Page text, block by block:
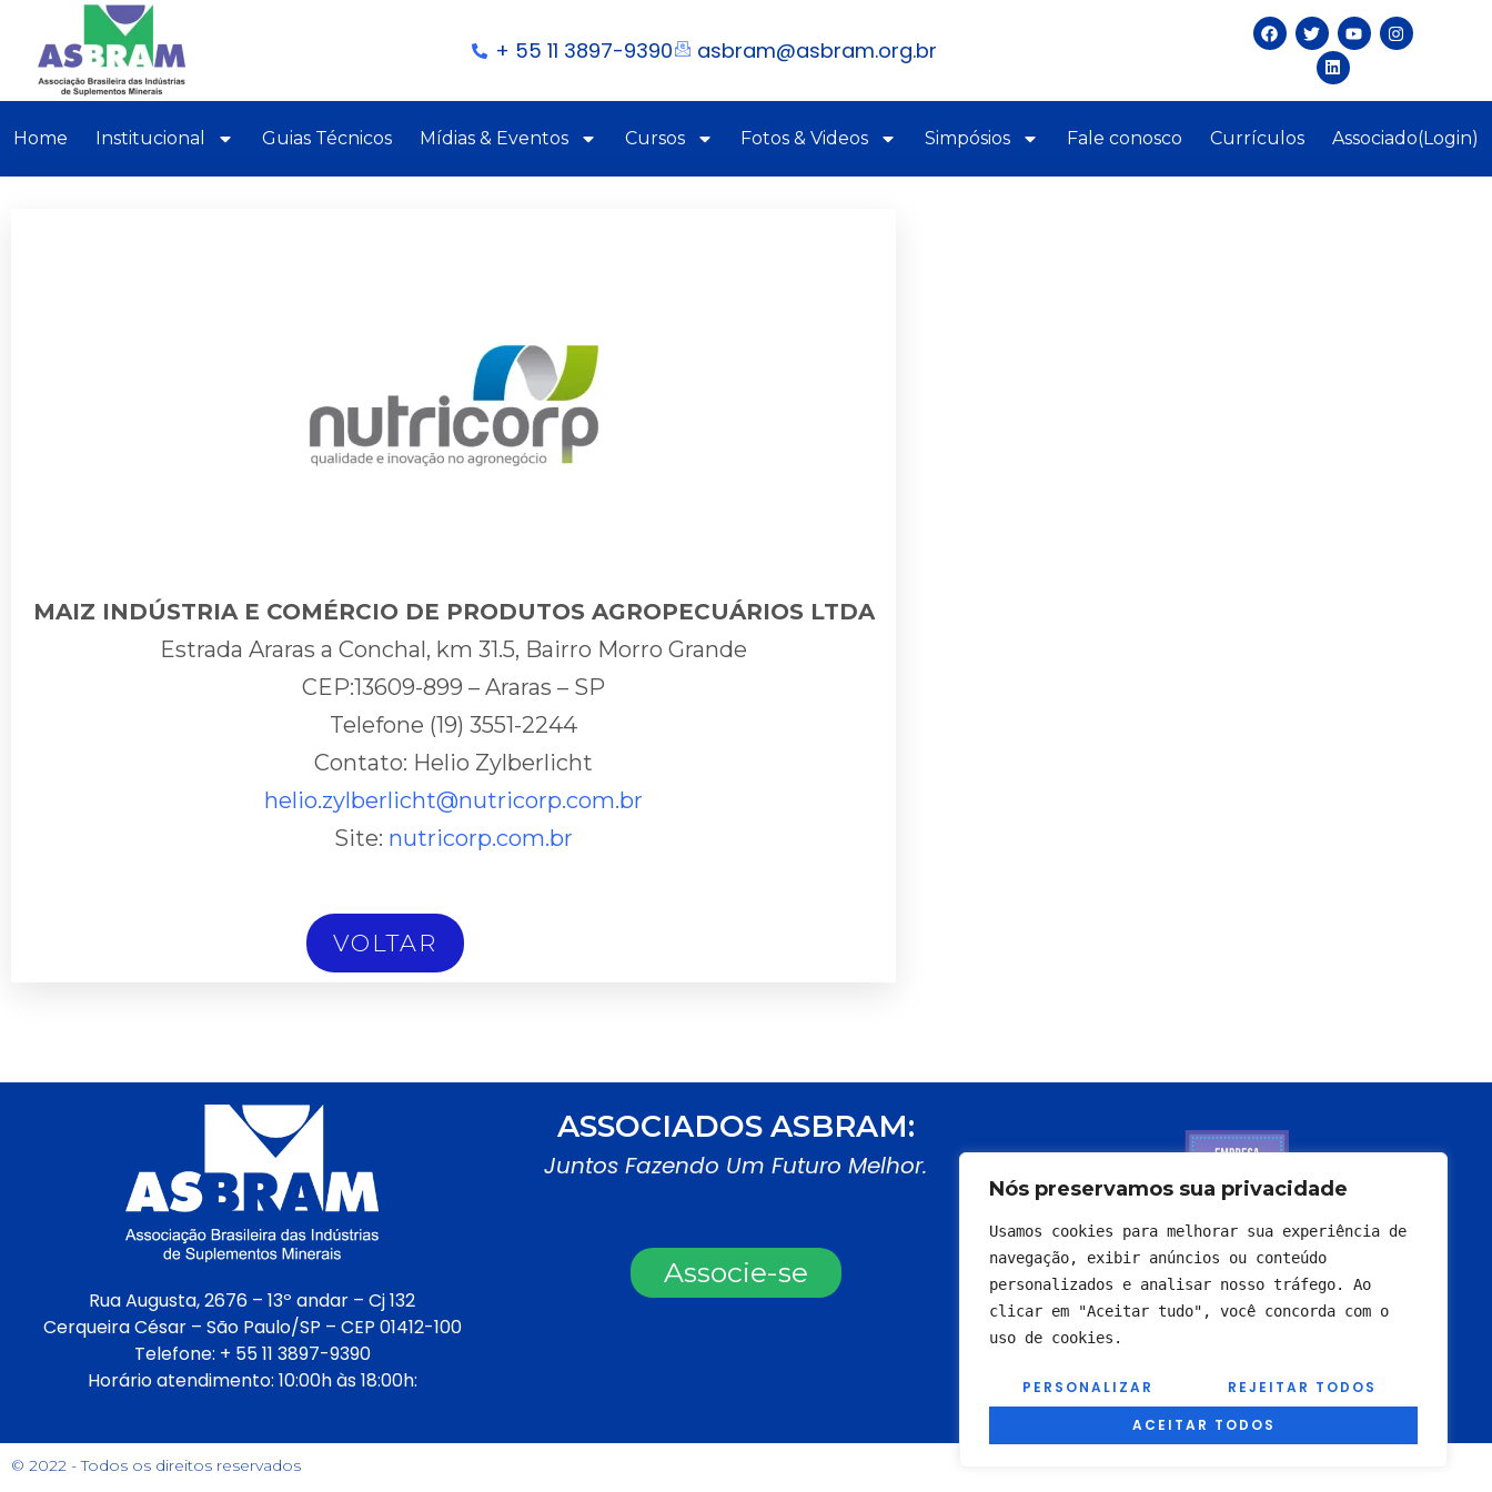
Nós preservamos sua privacidade
Usamos cookies para melhorar sua experiência de
navegação, exibir anúncios ou conteúdo
personalizados e analisar nosso tráfego. Ao
clicar em "Aceitar tudo", você concorda com o
uso de cookies.
PERSONALIZAR
REJEITAR TODOS
ACEITAR TODOS
+ 55 11 3897-9390 asbram@asbram.org.br
Home Institucional Guias Técnicos Mídias & Eventos Cursos Fotos & Videos Simpósios Fale conosco Currículos Associado(Login)
MAIZ INDÚSTRIA E COMÉRCIO DE PRODUTOS AGROPECUÁRIOS LTDA
Estrada Araras a Conchal, km 31.5, Bairro Morro Grande
CEP:13609-899 – Araras – SP
Telefone (19) 3551-2244
Contato: Helio Zylberlicht
helio.zylberlicht@nutricorp.com.br
Site: nutricorp.com.br
VOLTAR
Rua Augusta, 2676 – 13º andar – Cj 132
Cerqueira César – São Paulo/SP – CEP 01412-100
Telefone: + 55 11 3897-9390
Horário atendimento: 10:00h às 18:00h:
ASSOCIADOS ASBRAM:
Juntos Fazendo Um Futuro Melhor.
Associe-se
© 2022 - Todos os direitos reservados